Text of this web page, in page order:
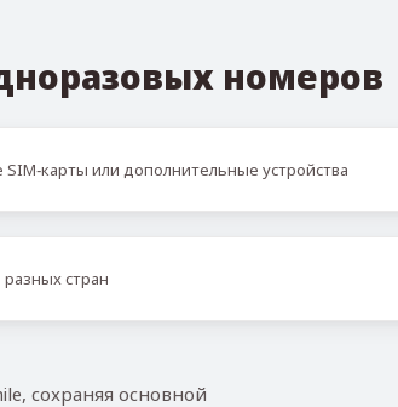
номеров
или дополнительные устройства
стран
сохраняя основной